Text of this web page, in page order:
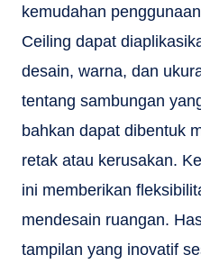
kemudahan
Ceiling dapat
desain, warna, dan
tentang sambungan
bahkan dapat dibentuk
retak atau kerusakan.
ini memberikan
mendesain ruangan.
tampilan yang inovatif